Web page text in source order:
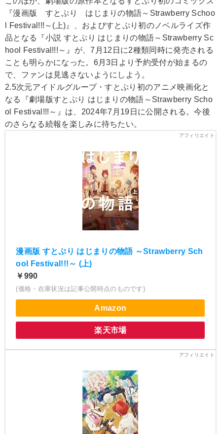
『漫画版 すとぷり はじまりの物語～Strawberry Schoo
l Festival!!!～(上)』、およびすとぷり初のノベルライズ作
品となる『小説 すとぷり はじまりの物語～Strawberry Sc
hool Festival!!!～』が、7月12日に2種類同時に発売される
ことも明らかになった。6月3日より予約受付が始まるの
で、ファンは見逃さないようにしよう。
2.5次元アイドルグループ・すとぷり初のアニメ映画化と
なる『劇場版すとぷり はじまりの物語～Strawberry Scho
ol Festival!!!～』は、2024年7月19日に公開される。今後
のさらなる続報を楽しみに待ちたい。
漫画版 すとぷり はじまりの物語 ～Strawberry Sch
ool Festival!!!～ (上)
￥990
(価格・在庫状況は記事公開時点のものです)
Amazon
楽天市場